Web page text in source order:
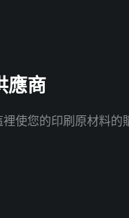
應商
使您的印刷原材料的